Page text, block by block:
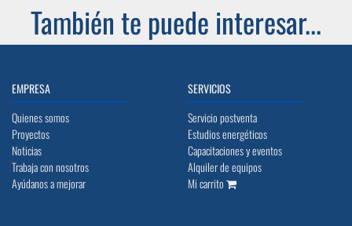
También te puede interesar...
EMPRESA
Quienes somos
Proyectos
Noticias
Trabaja con nosotros
Ayúdanos a mejorar
SERVICIOS
Servicio postventa
Estudios energéticos
Capacitaciones y eventos
Alquiler de equipos
Mi carrito